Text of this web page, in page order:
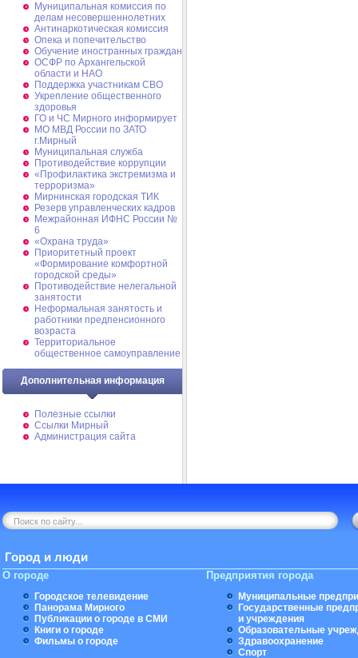
Муниципальная комиссия по
делам несовершеннолетних
Антинаркотическая комиссия
Опека и попечительство
Обучение иностранных граждан
ОСФР по Архангельской
области и НАО
Поддержка участникам СВО
Укрепление общественного
здоровья
ГО и ЧС Мирного информирует
МО МВД России по ЗАТО
г.Мирный
Муниципальная cлужба
Противодействие коррупции
«Профилактика экстремизма и
терроризма»
Мирнинская городская ТИК
Резерв управленческих кадров
Межрайонная ИФНС России №
6
«Охрана труда»
Приоритетный проект
«Формирование комфортной
городской среды»
Противодействие нелегальной
занятости
Неформальная занятость и
работники предпенсионного
возраста
Территориальное
общественное самоуправление
Дополнительная информация
Полезные ссылки
Ссылки Мирный
Администрация сайта
Город и люди
О городе
Городское телевидение
Панорама Мирного
Публикации о городе в СМИ
Книги о городе
Фильмы о городе
Предприятия города
Муниципальные
Государственные
и учреждения
Образовательные
Здравоохранение
Спорт